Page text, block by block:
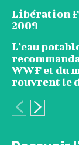
Libération
2009
L’eau
WWF et du
rouvrent le